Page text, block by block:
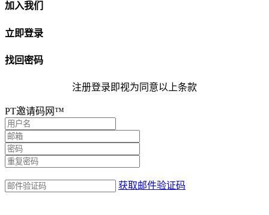
加入我们
立即登录
找回密码
注册登录即视为同意以上条款
PT邀请码网™
获取邮件验证码